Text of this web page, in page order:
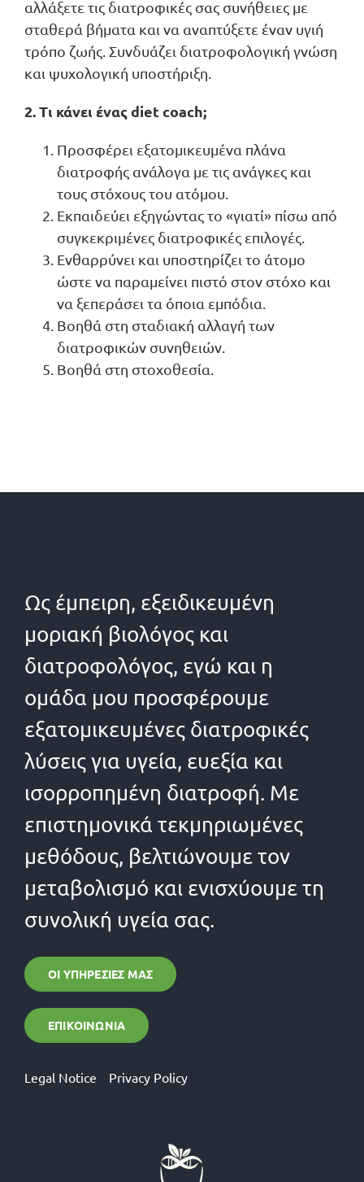
αλλάξετε τις διατροφικές σας συνήθειες με
σταθερά βήματα και να αναπτύξετε έναν υγιή
τρόπο ζωής. Συνδυάζει διατροφολογική γνώση
και ψυχολογική υποστήριξη.
2. Τι κάνει ένας diet coach;
Προσφέρει εξατομικευμένα πλάνα
διατροφής ανάλογα με τις ανάγκες και
τους στόχους του ατόμου.
Εκπαιδεύει εξηγώντας το «γιατί» πίσω από
συγκεκριμένες διατροφικές επιλογές.
Ενθαρρύνει και υποστηρίζει το άτομο
ώστε να παραμείνει πιστό στον στόχο και
να ξεπεράσει τα όποια εμπόδια.
Βοηθά στη σταδιακή αλλαγή των
διατροφικών συνηθειών.
Βοηθά στη στοχοθεσία.
Ως έμπειρη, εξειδικευμένη
μοριακή βιολόγος και
διατροφολόγος, εγώ και η
ομάδα μου προσφέρουμε
εξατομικευμένες διατροφικές
λύσεις για υγεία, ευεξία και
ισορροπημένη διατροφή. Με
επιστημονικά τεκμηριωμένες
μεθόδους, βελτιώνουμε τον
μεταβολισμό και ενισχύουμε τη
συνολική υγεία σας.
ΟΙ ΥΠΗΡΕΣΊΕΣ ΜΑΣ
ΕΠΙΚΟΙΝΩΝΊΑ
Legal Notice Privacy Policy